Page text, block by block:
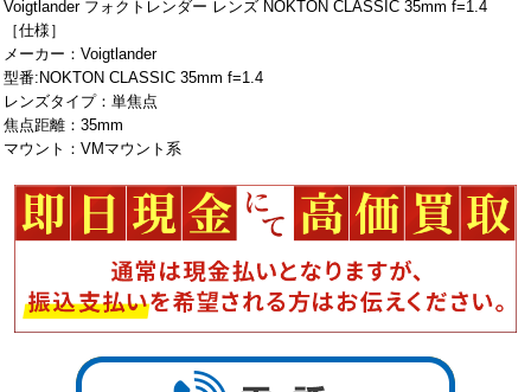
Voigtlander フォクトレンダー レンズ NOKTON CLASSIC 35mm f=1.4
［仕様］
メーカー：Voigtlander
型番:NOKTON CLASSIC 35mm f=1.4
レンズタイプ：単焦点
焦点距離：35mm
マウント：VMマウント系